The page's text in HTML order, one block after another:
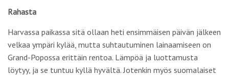
Rahasta
Harvassa paikassa sitä ollaan heti ensimmäisen päivän jälkeen
velkaa ympäri kylää, mutta suhtautuminen lainaamiseen on
Grand-Popossa erittäin rentoa. Lämpöä ja luottamusta
löytyy, ja se tuntuu kyllä hyvältä. Jotenkin myös suomalaiset